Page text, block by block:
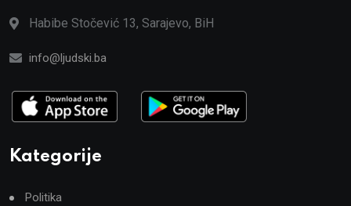
Habibe Stočević 13, Sarajevo, BiH
info@ljudski.ba
Kategorije
Politika